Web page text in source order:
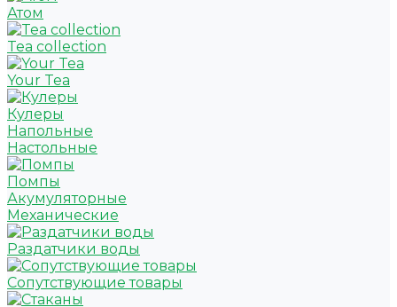
Атом
Tea collection
Your Tea
Кулеры
Напольные
Настольные
Помпы
Акумуляторные
Механические
Раздатчики воды
Сопутствующие товары